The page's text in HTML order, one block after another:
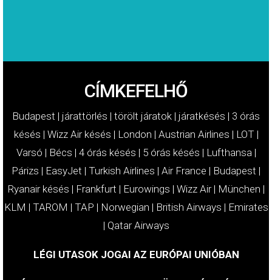
CÍMKEFELHŐ
Budapest | járattörlés | törölt járatok | járatkésés | 3 órás
késés | Wizz Air késés | London | Austrian Airlines | LOT|
Varsó | Bécs | 4 órás késés | 5 órás késés | Lufthansa |
Párizs | EasyJet | Turkish Airlines | Air France | Budapest |
Ryanair késés | Frankfurt | Eurowings | Wizz Air| München |
KLM | TAROM | TAP | Norwegian | British Airways | Emirates
| Qatar Airways
LÉGI UTASOK JOGAI AZ EURÓPAI UNIÓBAN